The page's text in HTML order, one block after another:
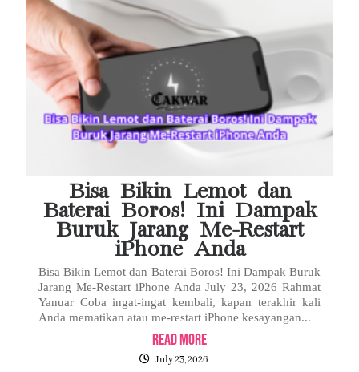
Bisa Bikin Lemot dan
Baterai Boros! Ini Dampak
Buruk Jarang Me-Restart
iPhone Anda
Bisa Bikin Lemot dan Baterai Boros! Ini Dampak Buruk
Jarang Me-Restart iPhone Anda July 23, 2026 Rahmat
Yanuar Coba ingat-ingat kembali, kapan terakhir kali
Anda mematikan atau me-restart iPhone kesayangan...
Read More
July 23, 2026